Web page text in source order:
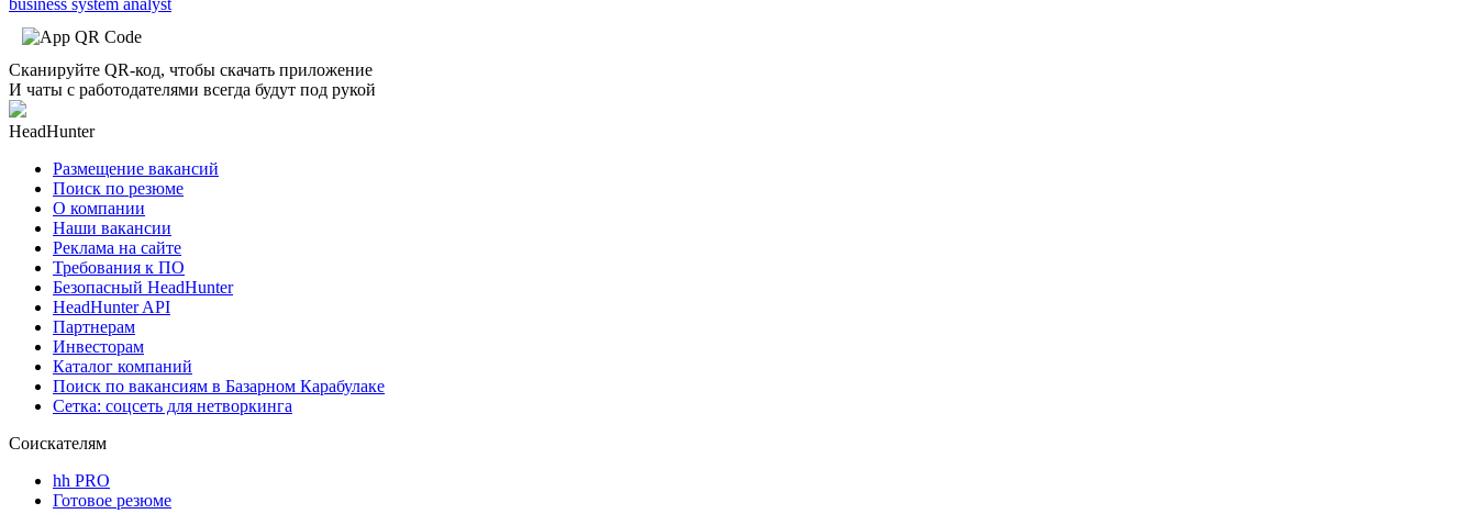
Сканируйте QR-код, чтобы скачать приложение
И чаты с работодателями всегда будут под рукой
HeadHunter
Размещение вакансий
Поиск по резюме
О компании
Наши вакансии
Реклама на сайте
Требования к ПО
Безопасный HeadHunter
HeadHunter API
Партнерам
Инвесторам
Каталог компаний
Поиск по вакансиям в Базарном Карабулаке
Сетка: соцсеть для нетворкинга
Соискателям
hh PRO
Готовое резюме